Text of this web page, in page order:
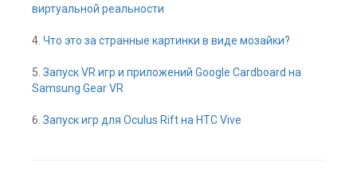
виртуальной реальности
4. Что это за странные картинки в виде мозайки?
5. Запуск VR игр и приложений Google Cardboard на
Samsung Gear VR
6. Запуск игр для Oculus Rift на HTC Vive